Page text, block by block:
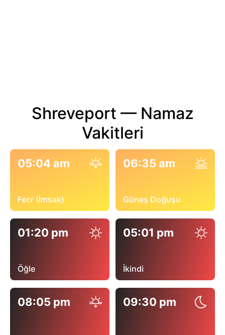
Shreveport — Namaz
Vakitleri
05:04 am
Fecr (İmsak)
06:35 am
Güneş Doğuşu
01:20 pm
Öğle
05:01 pm
İkindi
08:05 pm 09:30 pm